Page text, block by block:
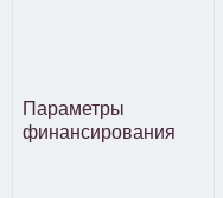
Параметры
финансирования